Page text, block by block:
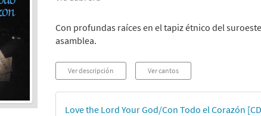
Con profundas raíces en el tapiz étnico del
asamblea.
Ver descripción Ver cantos
Love the Lord Your God/Con Todo el Corazón